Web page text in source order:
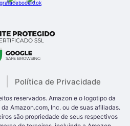
Política de Privacidade
reservados. Amazon e o logotipo da
Amazon.com, Inc. ou de suas afiliadas.
são propriedade de seus respectivos